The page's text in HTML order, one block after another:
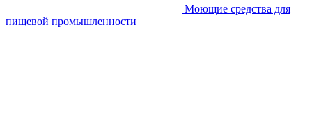
Моющие средства для
пищевой промышленности